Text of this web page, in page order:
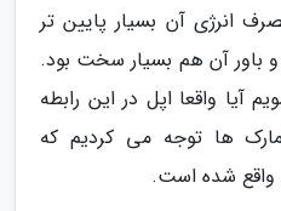
انرژی آن بسیار پایین تر
باور آن هم بسیار سخت بود.
آیا واقعا اپل در این رابطه
ها توجه می کردیم که
واقع شده است.